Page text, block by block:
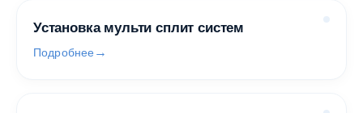
Установка мульти сплит систем
Подробнее